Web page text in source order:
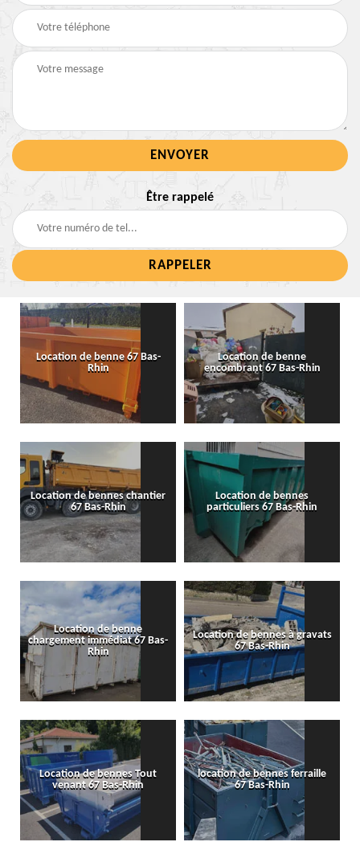
Être rappelé
Location de benne 67 Bas-
Rhin
Location de benne
encombrant 67 Bas-Rhin
Location de bennes chantier
67 Bas-Rhin
Location de bennes
particuliers 67 Bas-Rhin
Location de benne
chargement immédiat 67 Bas-
Rhin
Location de bennes à gravats
67 Bas-Rhin
Location de bennes Tout
venant 67 Bas-Rhin
location de bennes ferraille
67 Bas-Rhin